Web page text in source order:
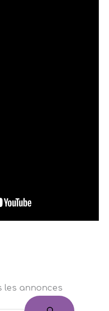
les annonces